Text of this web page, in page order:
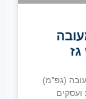
(גפ"מ)
ועסקים